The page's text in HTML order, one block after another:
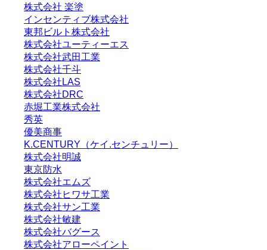
株式会社 楽塗
インセンティブ株式会社
東邦ビルト株式会社
株式会社ユーティーエス
株式会社武田工業
株式会社千斗
株式会社LAS
株式会社DRC
赤堀工業株式会社
秀英
優美商事
K.CENTURY（ケイ.センチュリー）
株式会社明誠
東京防水
株式会社エムズ
株式会社ヒワサ工業
株式会社サン工業
株式会社敏建
株式会社バグース
株式会社アローペイント